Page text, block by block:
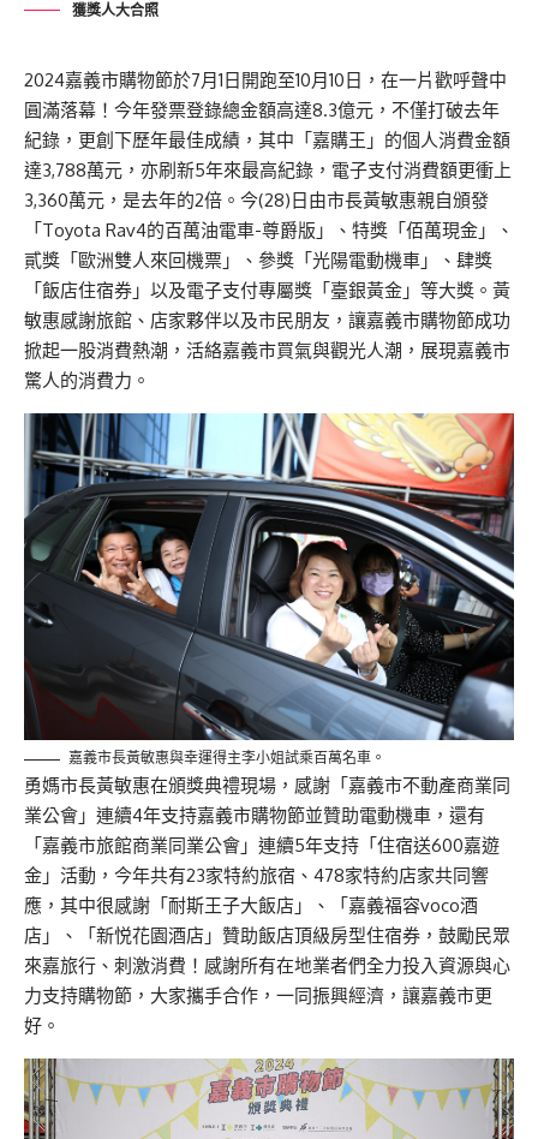
獲獎人大合照
2024嘉義市購物節於7月1日開跑至10月10日，在一片歡呼聲中
圓滿落幕！今年發票登錄總金額高達8.3億元，不僅打破去年
紀錄，更創下歷年最佳成績，其中「嘉購王」的個人消費金額
達3,788萬元，亦刷新5年來最高紀錄，電子支付消費額更衝上
3,360萬元，是去年的2倍。今(28)日由市長黃敏惠親自頒發
「Toyota Rav4的百萬油電車-尊爵版」、特獎「佰萬現金」、
貳獎「歐洲雙人來回機票」、參獎「光陽電動機車」、肆獎
「飯店住宿券」以及電子支付專屬獎「臺銀黃金」等大獎。黃
敏惠感謝旅館、店家夥伴以及市民朋友，讓嘉義市購物節成功
掀起一股消費熱潮，活絡嘉義市買氣與觀光人潮，展現嘉義市
驚人的消費力。
嘉義市長黃敏惠與幸運得主李小姐試乘百萬名車。
勇媽市長黃敏惠在頒獎典禮現場，感謝「嘉義市不動產商業同
業公會」連續4年支持嘉義市購物節並贊助電動機車，還有
「嘉義市旅館商業同業公會」連續5年支持「住宿送600嘉遊
金」活動，今年共有23家特約旅宿、478家特約店家共同響
應，其中很感謝「耐斯王子大飯店」、「嘉義福容voco酒
店」、「新悦花園酒店」贊助飯店頂級房型住宿券，鼓勵民眾
來嘉旅行、刺激消費！感謝所有在地業者們全力投入資源與心
力支持購物節，大家攜手合作，一同振興經濟，讓嘉義市更
好。